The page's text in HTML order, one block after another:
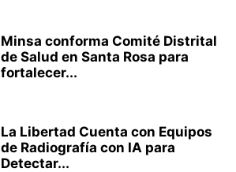
Minsa conforma Comité Distrital
de Salud en Santa Rosa para
fortalecer...
La Libertad Cuenta con Equipos
de Radiografía con IA para
Detectar...